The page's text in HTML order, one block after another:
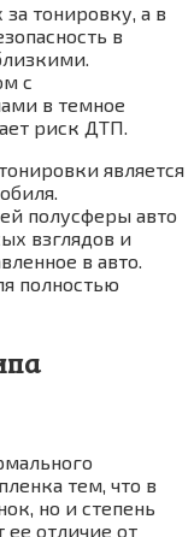
тонировку, а в
в
с
в темное
риск ДТП.
является
полусферы авто
взглядов и
в авто.
полностью
тем, что в
но и степень
ее отличие от